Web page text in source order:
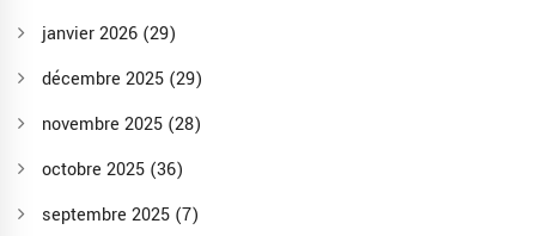
janvier 2026 (29)
décembre 2025 (29)
novembre 2025 (28)
octobre 2025 (36)
septembre 2025 (7)